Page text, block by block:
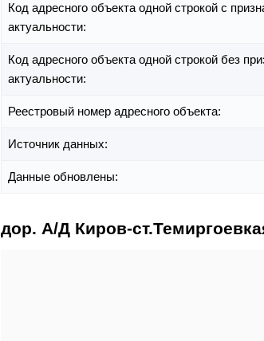
Код адресного объекта одной строкой с
актуальности:
Код адресного объекта одной строкой без
актуальности:
Реестровый номер адресного объекта:
Источник данных:
Данные обновлены:
дор. А/Д Киров-